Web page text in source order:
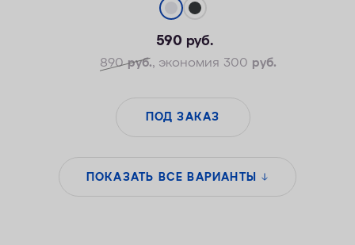
590 руб.
890руб., экономия 300 руб.
ПОД ЗАКАЗ
ПОКАЗАТЬ ВСЕ ВАРИАНТЫ